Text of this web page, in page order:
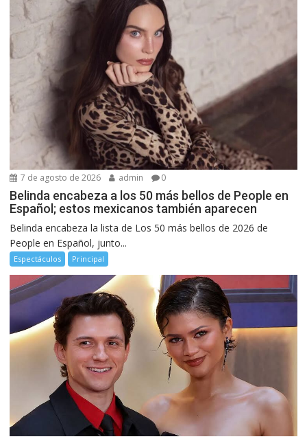
7 de agosto de 2026 admin 0
Belinda encabeza a los 50 más bellos de People en
Español; estos mexicanos también aparecen
Belinda encabeza la lista de Los 50 más bellos de 2026 de
People en Español, junto...
Espectáculos Principal